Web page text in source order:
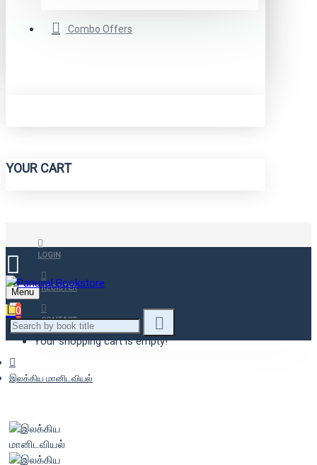
Combo Offers
YOUR CART
LOGIN
REGISTER
CONTACT
Menu
0
Your shopping cart is empty!
இலக்கிய மானிடவியல்